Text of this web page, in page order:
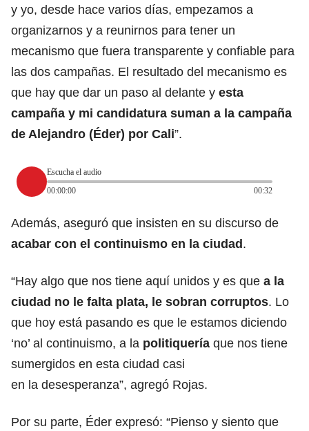
y yo, desde hace varios días, empezamos a
organizarnos y a reunirnos para tener un
mecanismo que fuera transparente y confiable para
las dos campañas. El resultado del mecanismo es
que hay que dar un paso al delante y esta
campaña y mi candidatura suman a la campaña
de Alejandro (Éder) por Cali”.
Escucha el audio
00:00:00
00:32
Además, aseguró que insisten en su discurso de
acabar con el continuismo en la ciudad.
“Hay algo que nos tiene aquí unidos y es que a la
ciudad no le falta plata, le sobran corruptos. Lo
que hoy está pasando es que le estamos diciendo
‘no’ al continuismo, a la politiquería que nos tiene
sumergidos en esta ciudad casi
en la desesperanza”, agregó Rojas.
Por su parte, Éder expresó: “Pienso y siento que